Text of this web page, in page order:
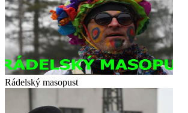
Rádelský masopust